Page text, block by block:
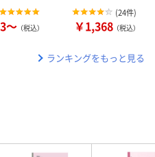
～ （税込）
(24件)
￥1,368 （税込）
ランキングをもっと見る